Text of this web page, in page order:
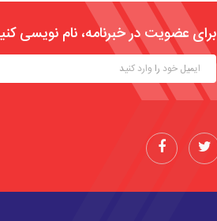
برای عضویت در خبرنامه، نام نویسی